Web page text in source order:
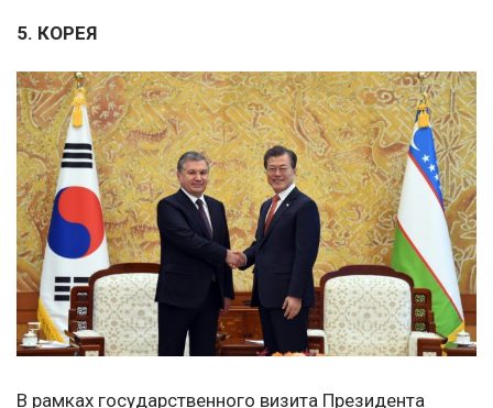
5. КОРЕЯ
В рамках государственного визита Президента